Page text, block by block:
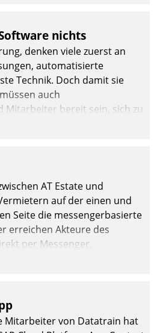
nichts
denken viele zuerst an
automatisierte
Technik. Doch damit sie
auch
Mitarbeiter bereit sein, sich zu
sonst werden sie an ihr
AT Estate und
auf der einen und
Seite die messengerbasierte
erreichen Akteure des
per Messenger,
empfangen oder
Mitarbeiter von Datatrain hat